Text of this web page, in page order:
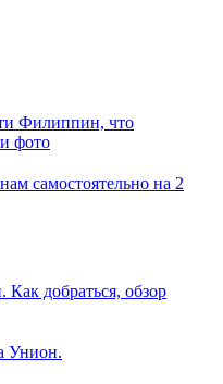
Филиппин, что
фото
самостоятельно на 2
добраться, обзор
Унион.